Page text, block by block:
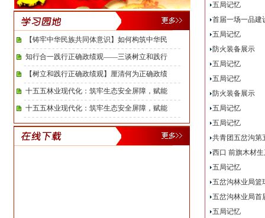
【铸牢中华民族共同体意识】如何构筑中华民
知行合一践行正确政绩观——三谈树立和践行
【树立和践行正确政绩观】厘清何为正确政绩
十五五林业现代化：筑牢生态安全屏障，赋能
十五五林业现代化：筑牢生态安全屏障，赋能
五局记忆
首届一场一品建
五局记忆
防火装备展示
五局记忆
五局记忆
防火装备展示
五局记忆
五局记忆
共青团五岔沟第
西口 前旗木材
五局记忆
五岔沟林业局篮
五岔沟林业局首
五局记忆